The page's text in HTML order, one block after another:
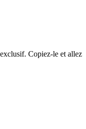
Copiez-le et allez